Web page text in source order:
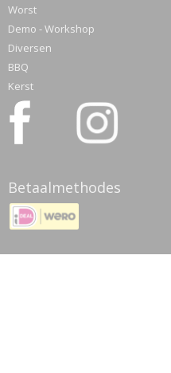
Worst
Demo - Workshop
Diversen
BBQ
Kerst
Betaalmethodes